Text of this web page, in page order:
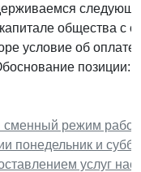
общества с
условие об
позиции:...
сменный режим
понедельник и
услуг